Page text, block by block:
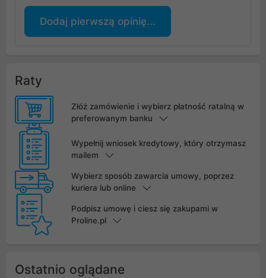
Dodaj pierwszą opinię...
Raty
Złóż zamówienie i wybierz płatność ratalną w
preferowanym banku
Wypełnij wniosek kredytowy, który otrzymasz
mailem
Wybierz sposób zawarcia umowy, poprzez
kuriera lub online
Podpisz umowę i ciesz się zakupami w
Proline.pl
Ostatnio oglądane